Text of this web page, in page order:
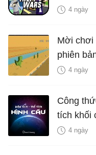
4 ngày
Mời chơi
phiên
4 ngày
Công
tích khối
4 ngày